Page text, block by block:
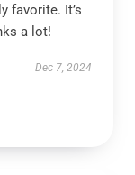
favorite. It’s
a lot!
Dec 7, 2024